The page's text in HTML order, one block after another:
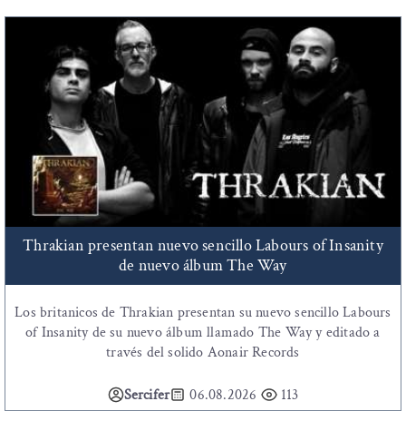
Thrakian presentan nuevo sencillo Labours of Insanity
de nuevo álbum The Way
Los britanicos de Thrakian presentan su nuevo sencillo Labours
of Insanity de su nuevo álbum llamado The Way y editado a
través del solido Aonair Records
Sercifer 06.08.2026 113